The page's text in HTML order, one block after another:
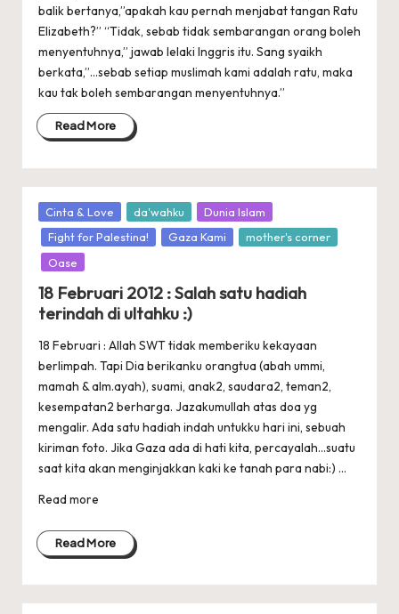
balik bertanya,”apakah kau pernah menjabat tangan Ratu
Elizabeth?” “Tidak, sebab tidak sembarangan orang boleh
menyentuhnya,” jawab lelaki Inggris itu. Sang syaikh
berkata,”…sebab setiap muslimah kami adalah ratu, maka
kau tak boleh sembarangan menyentuhnya.”
Read More
Posted
in
Cinta & Love da'wahku
Dunia Islam
Fight for Palestina!
Gaza Kami
mother's corner
Oase
18 Februari 2012 : Salah satu hadiah
terindah di ultahku :)
‎18 Februari : Allah SWT tidak memberiku kekayaan
berlimpah. Tapi Dia berikanku orangtua (abah ummi,
mamah & alm.ayah), suami, anak2, saudara2, teman2,
kesempatan2 berharga. Jazakumullah atas doa yg
mengalir. Ada satu hadiah indah untukku hari ini, sebuah
kiriman foto. Jika Gaza ada di hati kita, percayalah...suatu
saat kita akan menginjakkan kaki ke tanah para nabi:) ...
Read more
Read More